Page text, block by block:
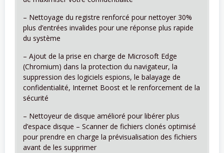
– Nettoyage du registre renforcé pour nettoyer 30%
plus d’entrées invalides pour une réponse plus rapide
du système
– Ajout de la prise en charge de Microsoft Edge
(Chromium) dans la protection du navigateur, la
suppression des logiciels espions, le balayage de
confidentialité, Internet Boost et le renforcement de la
sécurité
– Nettoyeur de disque amélioré pour libérer plus
d’espace disque – Scanner de fichiers clonés optimisé
pour prendre en charge la prévisualisation des fichiers
avant de les supprimer